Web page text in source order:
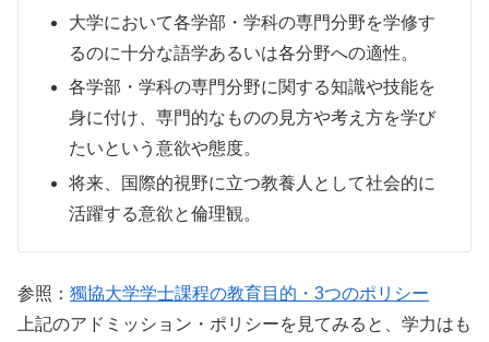
大学において各学部・学科の専門分野を学修す
るのに十分な語学あるいは各分野への適性。
各学部・学科の専門分野に関する知識や技能を
身に付け、専門的なものの見方や考え方を学び
たいという意欲や態度。
将来、国際的視野に立つ教養人として社会的に
活躍する意欲と倫理観。
参照： 獨協大学学士課程の教育目的・3つのポリシー
上記のアドミッション・ポリシーを見てみると、学力はも